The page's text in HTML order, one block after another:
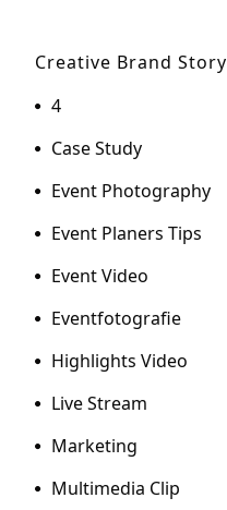
Creative Brand Story
4
Case Study
Event Photography
Event Planers Tips
Event Video
Eventfotografie
Highlights Video
Live Stream
Marketing
Multimedia Clip